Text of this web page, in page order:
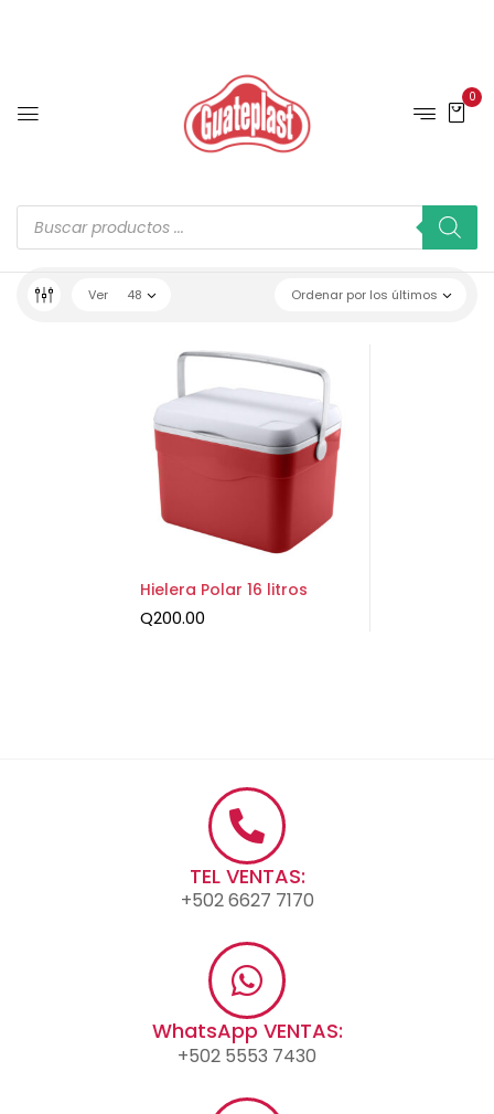
0
Ordenar por los últimos
Ver 48
Hielera Polar 16 litros
Q200.00
TEL VENTAS:
+502 6627 7170
WhatsApp VENTAS:
+502 5553 7430